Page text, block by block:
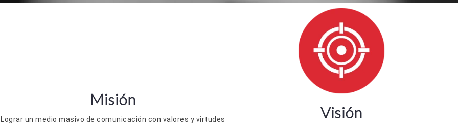
Misión
Lograr un medio masivo de comunicación con valores y virtudes
Visión